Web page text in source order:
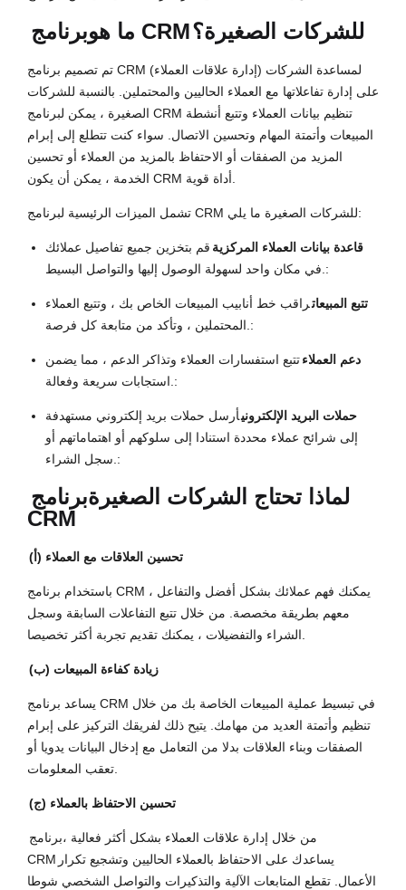
ما هو برنامج CRMللشركات الصغيرة؟
تم تصميم برنامج CRM (إدارة علاقات العملاء) لمساعدة الشركات
على إدارة تفاعلاتها مع العملاء الحاليين والمحتملين. بالنسبة للشركات
الصغيرة ، يمكن لبرنامج CRM تنظيم بيانات العملاء وتتبع أنشطة
المبيعات وأتمتة المهام وتحسين الاتصال. سواء كنت تتطلع إلى إبرام
المزيد من الصفقات أو الاحتفاظ بالمزيد من العملاء أو تحسين
الخدمة ، يمكن أن يكون CRM أداة قوية.
تشمل الميزات الرئيسية لبرنامج CRM للشركات الصغيرة ما يلي:
قاعدة بيانات العملاء المركزية قم بتخزين جميع تفاصيل عملائك
في مكان واحد لسهولة الوصول إليها والتواصل البسيط.:
تتبع المبيعاتراقب خط أنابيب المبيعات الخاص بك ، وتتبع العملاء
المحتملين ، وتأكد من متابعة كل فرصة.:
دعم العملاءتتبع استفسارات العملاء وتذاكر الدعم ، مما يضمن
استجابات سريعة وفعالة.:
حملات البريد الإلكترونيأرسل حملات بريد إلكتروني مستهدفة
إلى شرائح عملاء محددة استنادا إلى سلوكهم أو اهتماماتهم أو
سجل الشراء.:
لماذا تحتاج الشركات الصغيرةبرنامج
CRM
(أ) تحسين العلاقات مع العملاء
باستخدام برنامج CRM ، يمكنك فهم عملائك بشكل أفضل والتفاعل
معهم بطريقة مخصصة. من خلال تتبع التفاعلات السابقة وسجل
الشراء والتفضيلات ، يمكنك تقديم تجربة أكثر تخصيصا.
(ب) زيادة كفاءة المبيعات
يساعد برنامج CRM في تبسيط عملية المبيعات الخاصة بك من خلال
تنظيم وأتمتة العديد من مهامك. يتيح ذلك لفريقك التركيز على إبرام
الصفقات وبناء العلاقات بدلا من التعامل مع إدخال البيانات يدويا أو
تعقب المعلومات.
(ج) تحسين الاحتفاظ بالعملاء
من خلال إدارة علاقات العملاء بشكل أكثر فعالية ،برنامج
CRM يساعدك على الاحتفاظ بالعملاء الحاليين وتشجيع تكرار
الأعمال. تقطع المتابعات الآلية والتذكيرات والتواصل الشخصي شوطا